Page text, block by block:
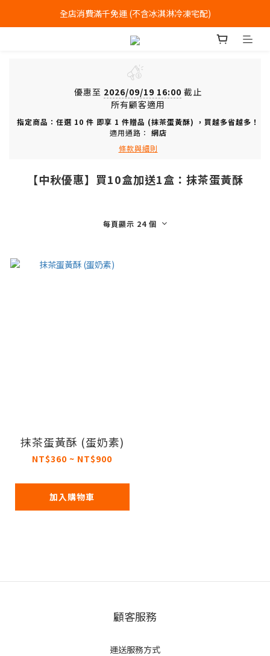
全店消費滿千免運 (不含冰淇淋冷凍宅配)
全店消費滿千免運 (不含冰淇淋冷凍宅配)
中式喜餅每消費滿一萬元，加贈2個一斤大餅
全店消費滿千免運 (不含冰淇淋冷凍宅配)
優惠至 2026/09/19 16:00 截止
所有顧客適用
指定商品：任選 10 件 即享 1 件贈品 (抹茶蛋黃酥) ，買越多省越多！
適用通路： 網店
條款與細則
【中秋優惠】買10盒加送1盒：抹茶蛋黃酥
每頁顯示 24 個
抹茶蛋黃酥 (蛋奶素)
NT$360 ~ NT$900
加入購物車
顧客服務
運送服務方式